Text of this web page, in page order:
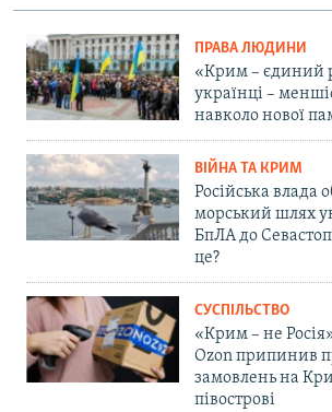
ПРАВА ЛЮДИНИ
«Крим – єдиний
українці –
навколо нової
ВІЙНА ТА КРИМ
Російська влада
морський шлях
БпЛА до
це?
СУСПІЛЬСТВО
«Крим – не
Ozon припинив
замовлень на
півострові